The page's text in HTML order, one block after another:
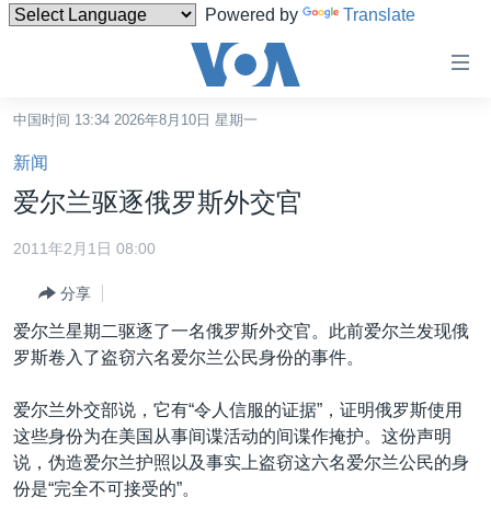
Powered by Translate
碍
链
接
跳
转
容
跳
到
导
航
港澳
国际
印太
中东
欧洲
经济·金融·贸易
人权·法律·宗教
科教·文娱·体健
美中关系
热点专题
白宫要闻
VOA视频
中国时间 13:34 2026年8月10日 星期一
新闻
爱尔兰驱逐俄罗斯外交官
2011年2月1日 08:00
分享
爱尔兰星期二驱逐了一名俄罗斯外交官。此前爱尔兰发现俄
罗斯卷入了盗窃六名爱尔兰公民身份的事件。
爱尔兰外交部说，它有“令人信服的证据”，证明俄罗斯使用
这些身份为在美国从事间谍活动的间谍作掩护。这份声明
说，伪造爱尔兰护照以及事实上盗窃这六名爱尔兰公民的身
份是“完全不可接受的”。